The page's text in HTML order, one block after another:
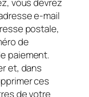
e-mail
postale,
de
paiement.
et, dans
ces
de votre